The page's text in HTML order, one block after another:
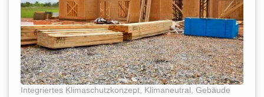
Integriertes Klimaschutzkonzept Klimaneutral Gebäude